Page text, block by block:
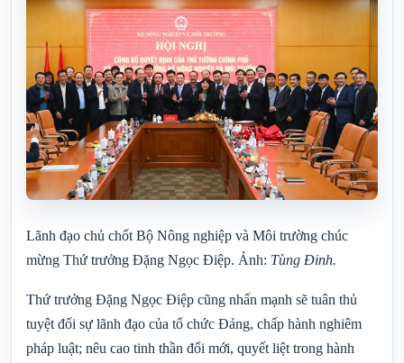
Lãnh đạo chủ chốt Bộ Nông nghiệp và Môi trường chúc
mừng Thứ trưởng Đặng Ngọc Điệp. Ảnh: Tùng Đinh.
Thứ trưởng Đặng Ngọc Điệp cũng nhấn mạnh sẽ tuân thủ
tuyệt đối sự lãnh đạo của tổ chức Đảng, chấp hành nghiêm
pháp luật; nêu cao tinh thần đổi mới, quyết liệt trong hành